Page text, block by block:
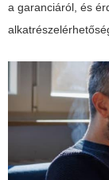
a garanciáról, és